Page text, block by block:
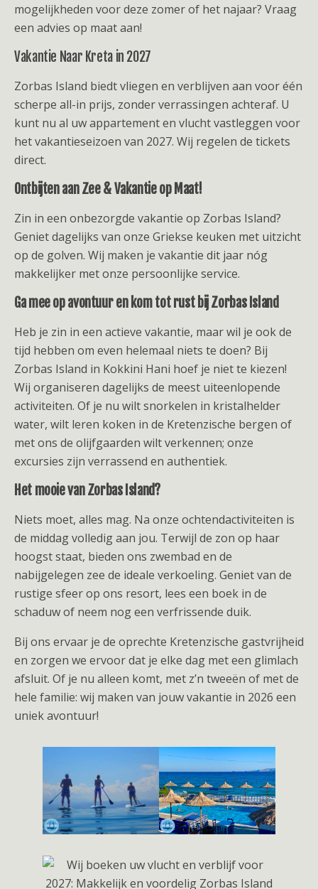
mogelijkheden voor deze zomer of het najaar? Vraag
een advies op maat aan!
Vakantie Naar Kreta in 2027
Zorbas Island biedt vliegen en verblijven aan voor één
scherpe all-in prijs, zonder verrassingen achteraf. U
kunt nu al uw appartement en vlucht vastleggen voor
het vakantieseizoen van 2027. Wij regelen de tickets
direct.
Ontbijten aan Zee & Vakantie op Maat!
Zin in een onbezorgde vakantie op Zorbas Island?
Geniet dagelijks van onze Griekse keuken met uitzicht
op de golven. Wij maken je vakantie dit jaar nóg
makkelijker met onze persoonlijke service.
Ga mee op avontuur en kom tot rust bij Zorbas Island
Heb je zin in een actieve vakantie, maar wil je ook de
tijd hebben om even helemaal niets te doen? Bij
Zorbas Island in Kokkini Hani hoef je niet te kiezen!
Wij organiseren dagelijks de meest uiteenlopende
activiteiten. Of je nu wilt snorkelen in kristalhelder
water, wilt leren koken in de Kretenzische bergen of
met ons de olijfgaarden wilt verkennen; onze
excursies zijn verrassend en authentiek.
Het mooie van Zorbas Island?
Niets moet, alles mag. Na onze ochtendactiviteiten is
de middag volledig aan jou. Terwijl de zon op haar
hoogst staat, bieden ons zwembad en de
nabijgelegen zee de ideale verkoeling. Geniet van de
rustige sfeer op ons resort, lees een boek in de
schaduw of neem nog een verfrissende duik.
Bij ons ervaar je de oprechte Kretenzische gastvrijheid
en zorgen we ervoor dat je elke dag met een glimlach
afsluit. Of je nu alleen komt, met z’n tweeën of met de
hele familie: wij maken van jouw vakantie in 2026 een
uniek avontuur!